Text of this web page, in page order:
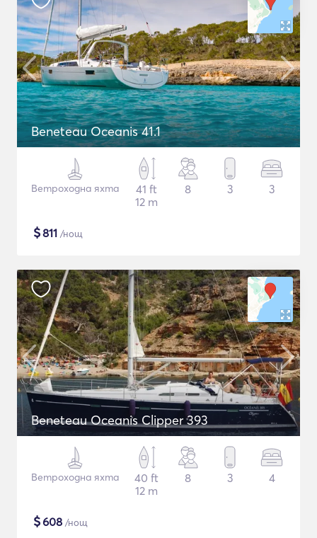
Beneteau Oceanis 41.1
Ветроходна яхта
41 ft
12 m
8 3 3
$811 /нощ
Beneteau Oceanis Clipper 393
Ветроходна яхта
40 ft
12 m
8 3 4
$608 /нощ